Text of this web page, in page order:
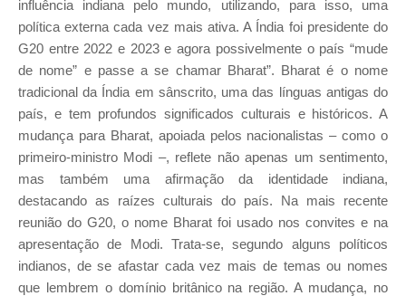
influência indiana pelo mundo, utilizando, para isso, uma
política externa cada vez mais ativa. A Índia foi presidente do
G20 entre 2022 e 2023 e agora possivelmente o país “mude
de nome” e passe a se chamar Bharat”. Bharat é o nome
tradicional da Índia em sânscrito, uma das línguas antigas do
país, e tem profundos significados culturais e históricos. A
mudança para Bharat, apoiada pelos nacionalistas – como o
primeiro-ministro Modi –, reflete não apenas um sentimento,
mas também uma afirmação da identidade indiana,
destacando as raízes culturais do país. Na mais recente
reunião do G20, o nome Bharat foi usado nos convites e na
apresentação de Modi. Trata-se, segundo alguns políticos
indianos, de se afastar cada vez mais de temas ou nomes
que lembrem o domínio britânico na região. A mudança, no